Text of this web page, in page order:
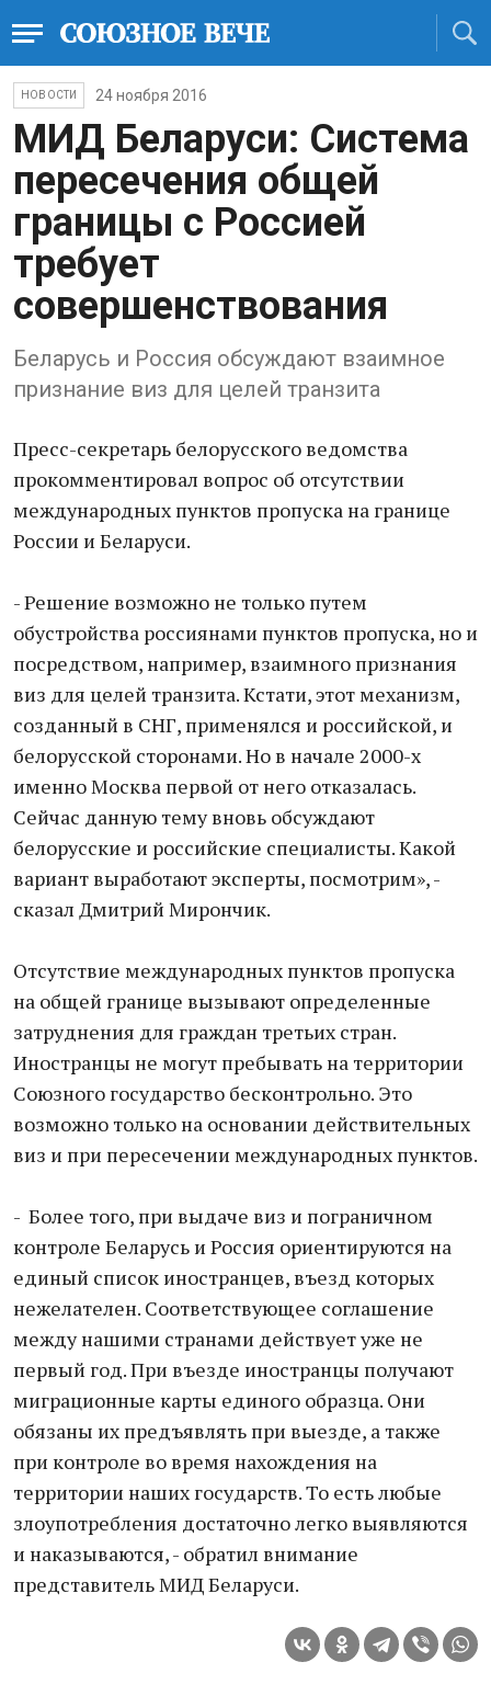
НОВОСТИ 24 ноября 2016
МИД Беларуси: Система
пересечения общей
границы с Россией
требует
совершенствования
Беларусь и Россия обсуждают взаимное
признание виз для целей транзита
Пресс-секретарь белорусского ведомства
прокомментировал вопрос об отсутствии
международных пунктов пропуска на границе
России и Беларуси.
- Решение возможно не только путем
обустройства россиянами пунктов пропуска, но и
посредством, например, взаимного признания
виз для целей транзита. Кстати, этот механизм,
созданный в СНГ, применялся и российской, и
белорусской сторонами. Но в начале 2000-х
именно Москва первой от него отказалась.
Сейчас данную тему вновь обсуждают
белорусские и российские специалисты. Какой
вариант выработают эксперты, посмотрим», -
сказал Дмитрий Мирончик.
Отсутствие международных пунктов пропуска
на общей границе вызывают определенные
затруднения для граждан третьих стран.
Иностранцы не могут пребывать на территории
Союзного государство бесконтрольно. Это
возможно только на основании действительных
виз и при пересечении международных пунктов.
- Более того, при выдаче виз и пограничном
контроле Беларусь и Россия ориентируются на
единый список иностранцев, въезд которых
нежелателен. Соответствующее соглашение
между нашими странами действует уже не
первый год. При въезде иностранцы получают
миграционные карты единого образца. Они
обязаны их предъявлять при выезде, а также
при контроле во время нахождения на
территории наших государств. То есть любые
злоупотребления достаточно легко выявляются
и наказываются, - обратил внимание
представитель МИД Беларуси.